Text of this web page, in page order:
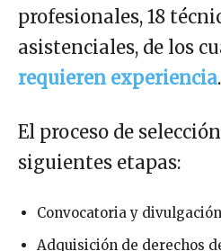
profesionales, 18
asistenciales, de los
requieren experiencia.
El proceso de
siguientes etapas:
Convocatoria y
Adquisición de derechos